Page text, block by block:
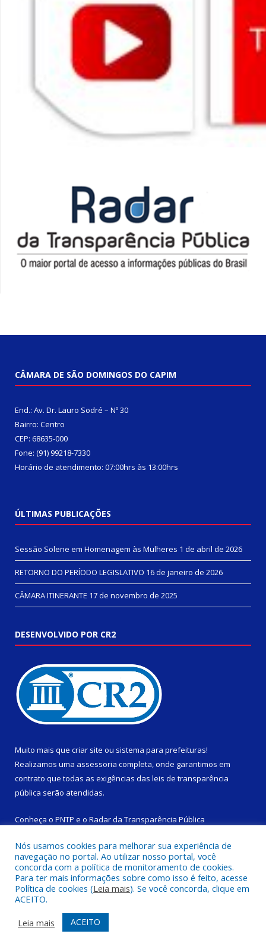
CÂMARA DE SÃO DOMINGOS DO CAPIM
End.: Av. Dr. Lauro Sodré – Nº 30
Bairro: Centro
CEP: 68635-000
Fone: (91) 99218-7330
Horário de atendimento: 07:00hrs às 13:00hrs
ÚLTIMAS PUBLICAÇÕES
Sessão Solene em Homenagem às Mulheres 1 de abril de 2026
RETORNO DO PERÍODO LEGISLATIVO 16 de janeiro de 2026
CÂMARA ITINERANTE 17 de novembro de 2025
DESENVOLVIDO POR CR2
Muito mais que criar site ou sistema para prefeituras!
Realizamos uma assessoria completa, onde garantimos em
contrato que todas as exigências das leis de transparência
pública serão atendidas.
Conheça o PNTP e o Radar da Transparência Pública
Todos os direitos reservados a Câmara Municipal de São
Domingos do Capim.
Mapa do Site
Acessar Área Administrativa
Nós usamos cookies para melhorar sua experiência de
navegação no portal. Ao utilizar nosso portal, você
concorda com a política de monitoramento de cookies.
Para ter mais informações sobre como isso é feito, acesse
Política de cookies (Leia mais). Se você concorda, clique em
ACEITO.
Leia mais
ACEITO